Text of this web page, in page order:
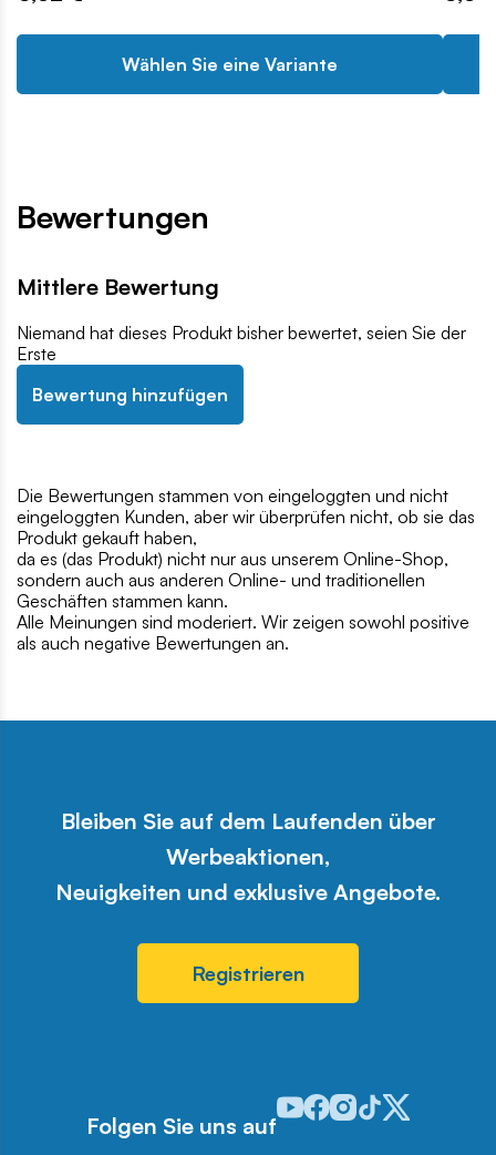
Wählen Sie eine Variante
Bewertungen
Mittlere Bewertung
Niemand hat dieses Produkt bisher bewertet, seien Sie der
Erste
Bewertung hinzufügen
Die Bewertungen stammen von eingeloggten und nicht
eingeloggten Kunden, aber wir überprüfen nicht, ob sie das
Produkt gekauft haben,
da es (das Produkt) nicht nur aus unserem Online-Shop,
sondern auch aus anderen Online- und traditionellen
Geschäften stammen kann.
Alle Meinungen sind moderiert. Wir zeigen sowohl positive
als auch negative Bewertungen an.
Bleiben Sie auf dem Laufenden über
Werbeaktionen,
Neuigkeiten und exklusive Angebote.
Registrieren
Folgen Sie uns auf
Odwiedź nasz profil w
Odwiedź nasz profil w
Odwiedź nasz profil w
Odwiedź nasz
Odwiedź nasz